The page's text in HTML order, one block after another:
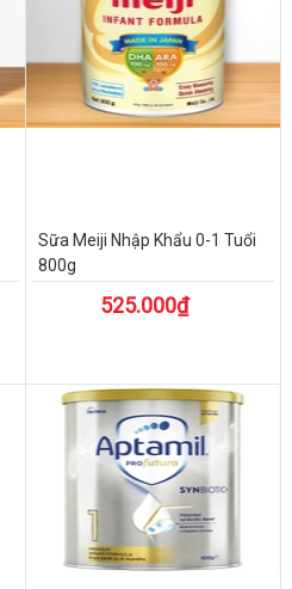
Sữa Meiji Nhập Khẩu 0-1 Tuổi
800g
525.000₫